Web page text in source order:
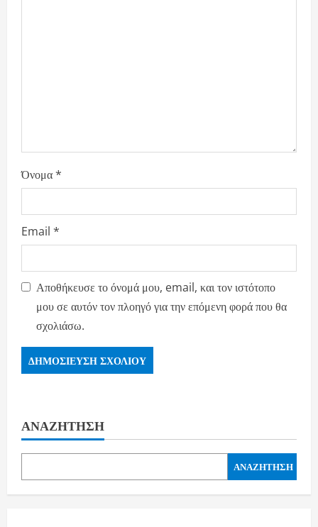
Όνομα*
Email *
Αποθήκευσε το όνομά μου, email, και τον ιστότοπο
μου σε αυτόν τον πλοηγό για την επόμενη φορά που θα
σχολιάσω.
ΑΝΑΖΉΤΗΣΗ
ΑΝΑΖΉΤΗΣΗ